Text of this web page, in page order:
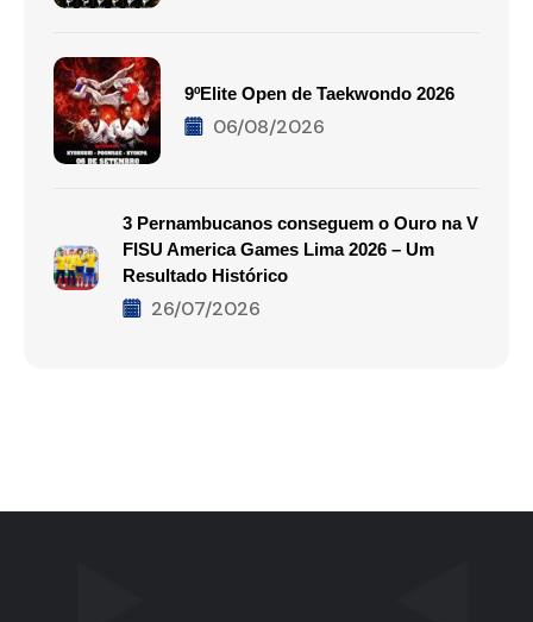
9ºElite Open de Taekwondo 2026
06/08/2026
3 Pernambucanos conseguem o Ouro na V
FISU America Games Lima 2026 – Um
Resultado Histórico
26/07/2026